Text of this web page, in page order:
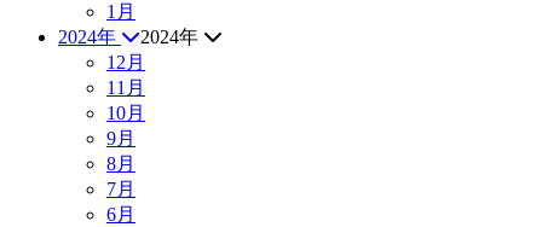
1月
2024年
2024年
12月
11月
10月
9月
8月
7月
6月